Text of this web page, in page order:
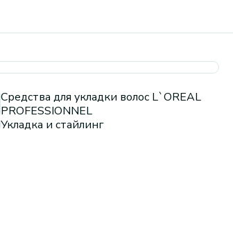
Средства для укладки волос L`OREAL
PROFESSIONNEL
Укладка и стайлинг